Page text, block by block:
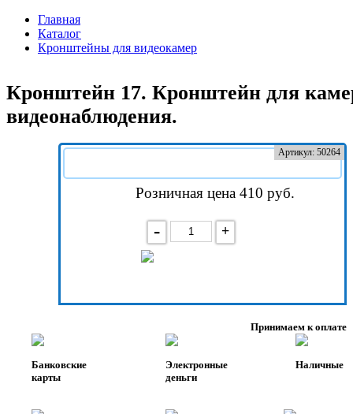
Главная
Каталог
Кронштейны для видеокамер
Кронштейн 17. Кронштейн для
видеонаблюдения.
Артикул: 50264
Розничная цена 410 руб.
- +
Принимаем к оплате
Банковские
карты
Электронные
деньги
Наличные